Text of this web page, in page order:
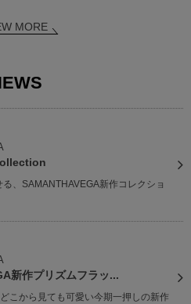
MORE
、SAMANTHAVEGA新作コレクショ
新作プリズムフラッ...
こから見ても可愛い今期一押しの新作